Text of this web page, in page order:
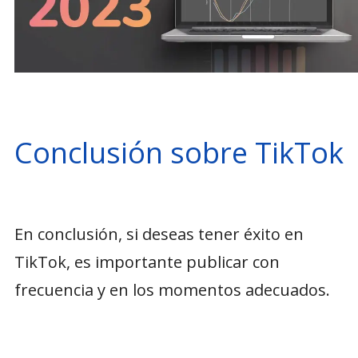
Conclusión sobre TikTok
En conclusión, si deseas tener éxito en
TikTok, es importante publicar con
frecuencia y en los momentos adecuados.